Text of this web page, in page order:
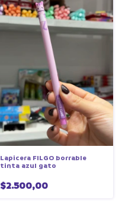
Lapicera FILGO borrable
tinta azul gato
$2.500,00